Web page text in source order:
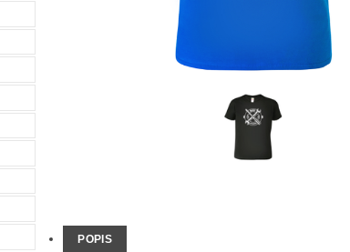
POPIS